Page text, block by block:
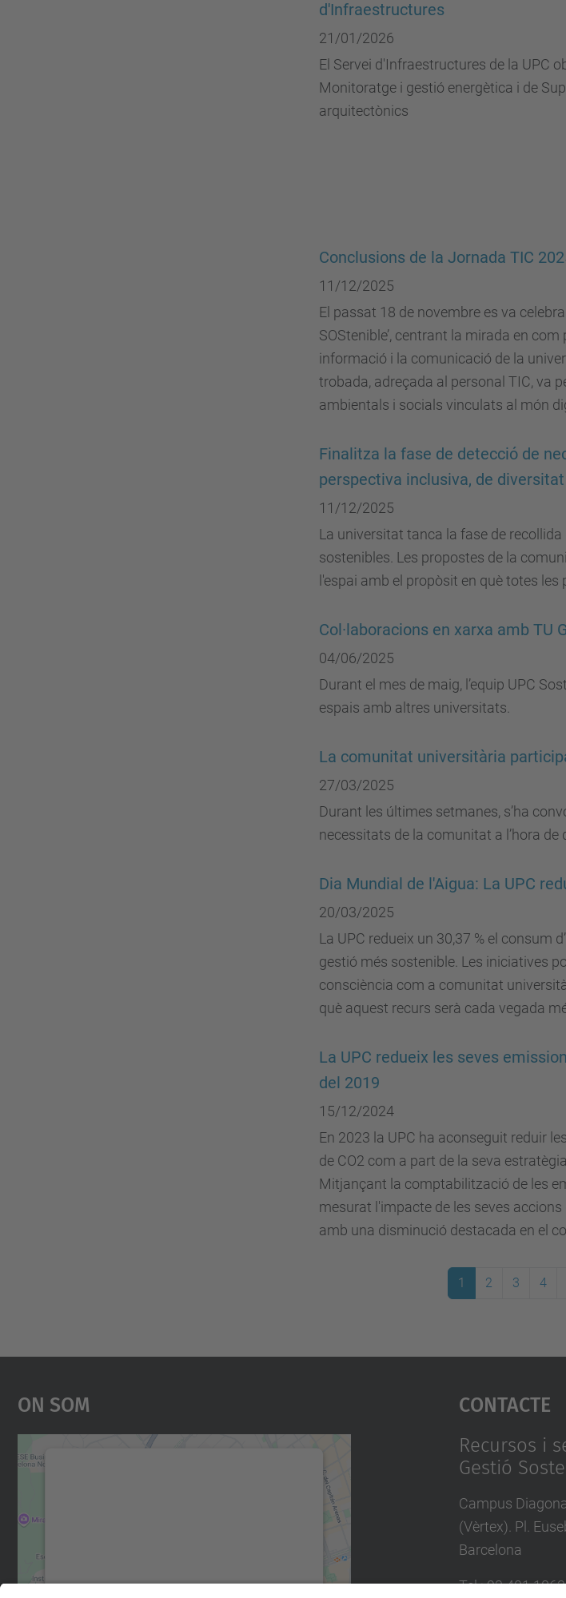
d'Infraestructures
21/01/2026
El Servei d'Infraestructures de la UPC
Monitoratge i gestió energètica i de
arquitectònics
Conclusions de la Jornada TIC
11/12/2025
El passat 18 de novembre es va
SOStenible’, centrant la mirada en
informació i la comunicació de la
trobada, adreçada al personal TIC, va
ambientals i socials vinculats al món
Finalitza la fase de detecció de
perspectiva inclusiva, de
11/12/2025
La universitat tanca la fase de
sostenibles. Les propostes de la
l'espai amb el propòsit en què totes
Col·laboracions en xarxa amb TU
04/06/2025
Durant el mes de maig, l’equip UPC
espais amb altres universitats.
La comunitat universitària
27/03/2025
Durant les últimes setmanes, s’ha
necessitats de la comunitat a l’hora
Dia Mundial de l'Aigua: La UPC
20/03/2025
La UPC redueix un 30,37 % el consum
gestió més sostenible. Les iniciatives
consciència com a comunitat
què aquest recurs serà cada vegada
La UPC redueix les seves
del 2019
15/12/2024
En 2023 la UPC ha aconseguit reduir
de CO2 com a part de la seva
Mitjançant la comptabilització de les
mesurat l'impacte de les seves
amb una disminució destacada en el
1 2 3 4
On Som Contacte
Recursos i
Gestió
Campus
(Vèrtex). Pl.
Barcelona
Tel.:93 401 1863